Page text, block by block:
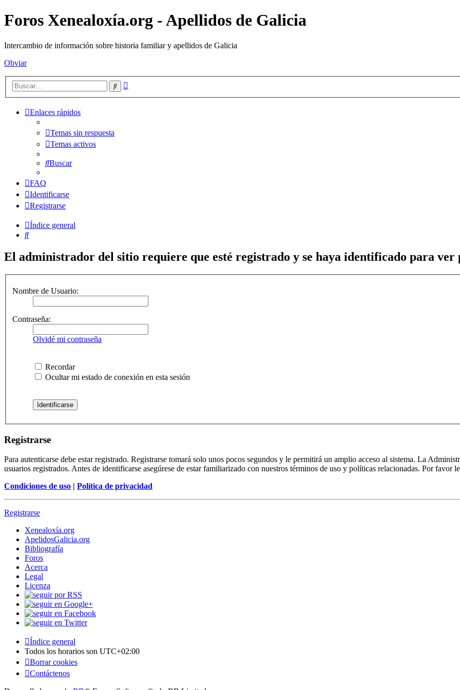
Foros Xenealoxía.org - Apellidos de Galicia
Intercambio de información sobre historia familiar y apellidos de Galicia
Obviar
Buscar
Enlaces rápidos
Temas sin respuesta
Temas activos
Buscar
FAQ
Identificarse
Registrarse
Índice general
Buscar
El administrador del sitio requiere que esté registrado y se haya identificado para ver
Nombre de Usuario:
Contraseña:
Olvidé mi contraseña
Recordar
Ocultar mi estado de conexión en esta sesión
Registrarse
Para autenticarse debe estar registrado. Registrarse tomará solo unos pocos segundos y le permitirá un amplio acceso al sistema. La
usuarios registrados. Antes de identificarse asegúrese de estar familiarizado con nuestros términos de uso y políticas relacionadas. Por favor
Condiciones de uso | Política de privacidad
Registrarse
Xenealoxía.org
ApelidosGalicia.org
Bibliografía
Foros
Acerca
Legal
Licenza
Índice general
Todos los horarios son UTC+02:00
Borrar cookies
Contáctenos